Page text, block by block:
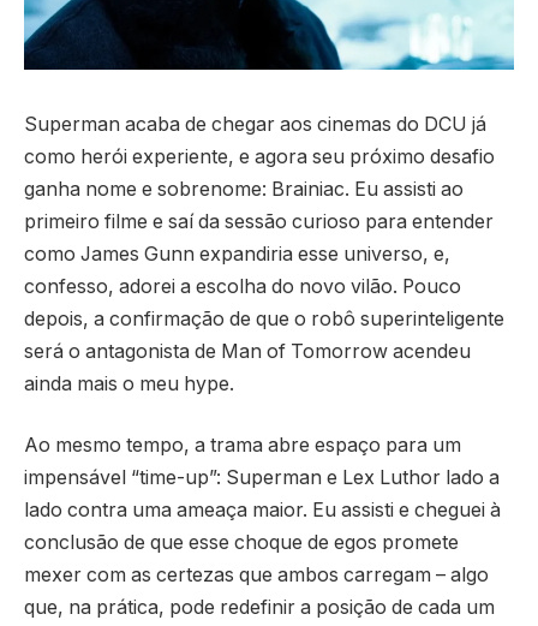
Superman acaba de chegar aos cinemas do DCU já
como herói experiente, e agora seu próximo desafio
ganha nome e sobrenome: Brainiac. Eu assisti ao
primeiro filme e saí da sessão curioso para entender
como James Gunn expandiria esse universo, e,
confesso, adorei a escolha do novo vilão. Pouco
depois, a confirmação de que o robô superinteligente
será o antagonista de Man of Tomorrow acendeu
ainda mais o meu hype.
Ao mesmo tempo, a trama abre espaço para um
impensável “time-up”: Superman e Lex Luthor lado a
lado contra uma ameaça maior. Eu assisti e cheguei à
conclusão de que esse choque de egos promete
mexer com as certezas que ambos carregam – algo
que, na prática, pode redefinir a posição de cada um